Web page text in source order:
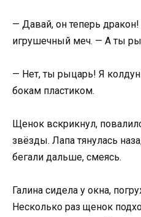
— Давай, он теперь
игрушечный меч. — А ты
— Нет, ты рыцарь! Я
бокам пластиком.
Щенок вскрикнул,
звёзды. Лапа тянулась
бегали дальше, смеясь.
Галина сидела у окна,
Несколько раз щенок